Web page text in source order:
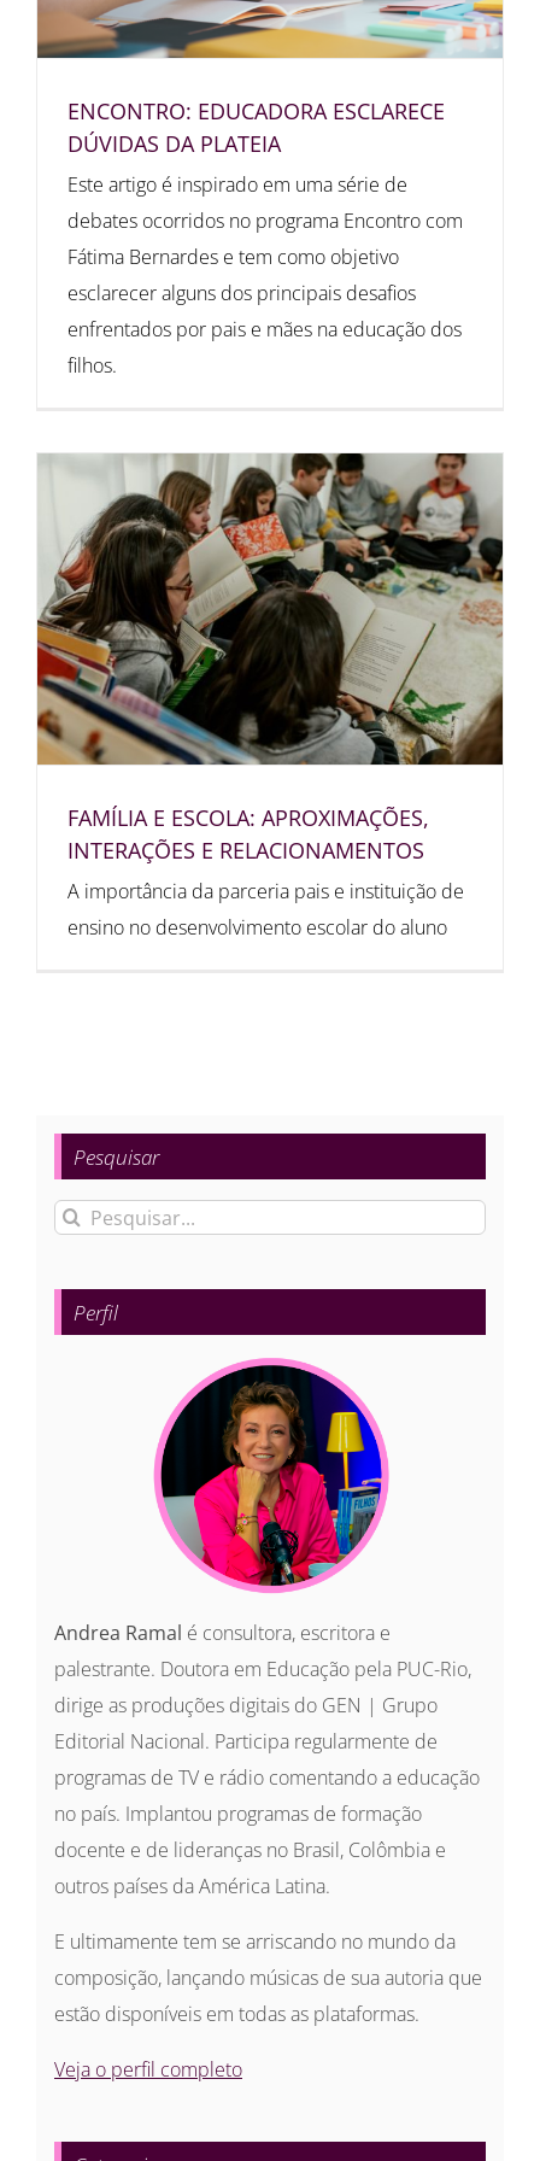
ENCONTRO: EDUCADORA ESCLARECE
DÚVIDAS DA PLATEIA
Este artigo é inspirado em uma série de
debates ocorridos no programa Encontro com
Fátima Bernardes e tem como objetivo
esclarecer alguns dos principais desafios
enfrentados por pais e mães na educação dos
filhos.
FAMÍLIA E ESCOLA: APROXIMAÇÕES,
INTERAÇÕES E RELACIONAMENTOS
A importância da parceria pais e instituição de
ensino no desenvolvimento escolar do aluno
Pesquisar
Buscar
para:
Perfil
Andrea Ramal é consultora, escritora e
palestrante. Doutora em Educação pela PUC-Rio,
dirige as produções digitais do GEN | Grupo
Editorial Nacional. Participa regularmente de
programas de TV e rádio comentando a educação
no país. Implantou programas de formação
docente e de lideranças no Brasil, Colômbia e
outros países da América Latina.
E ultimamente tem se arriscando no mundo da
composição, lançando músicas de sua autoria que
estão disponíveis em todas as plataformas.
Veja o perfil completo